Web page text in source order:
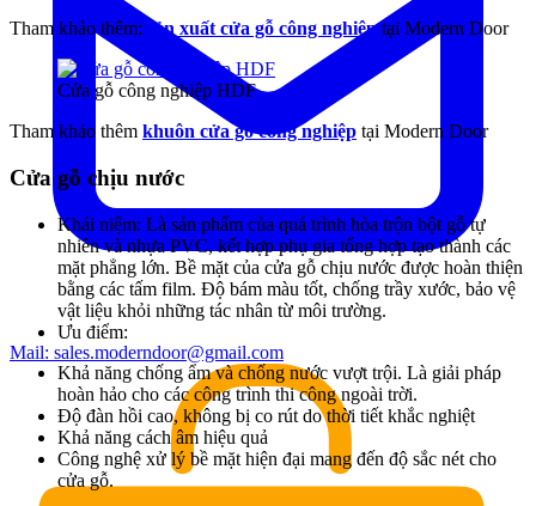
Mail: sales.moderndoor@gmail.com
Tham khảo thêm:
sản xuất cửa gỗ công nghiệptại Modern Door
Cửa gỗ công nghiệp HDF
Tham khảo thêm khuôn cửa gỗ công nghiệp tại Modern Door
Cửa gỗ chịu nước
Khái niệm: Là sản phẩm của quá trình hòa trộn bột gỗ tự
nhiên và nhựa PVC, kết hợp phụ gia tổng hợp tạo thành các
mặt phẳng lớn. Bề mặt của cửa gỗ chịu nước được hoàn thiện
bằng các tấm film. Độ bám màu tốt, chống trầy xước, bảo vệ
vật liệu khỏi những tác nhân từ môi trường.
Ưu điểm:
Khả năng chống ẩm và chống nước vượt trội. Là giải pháp
hoàn hảo cho các công trình thi công ngoài trời.
Độ đàn hồi cao, không bị co rút do thời tiết khắc nghiệt
Khả năng cách âm hiệu quả
Công nghệ xử lý bề mặt hiện đại mang đến độ sắc nét cho
cửa gỗ.